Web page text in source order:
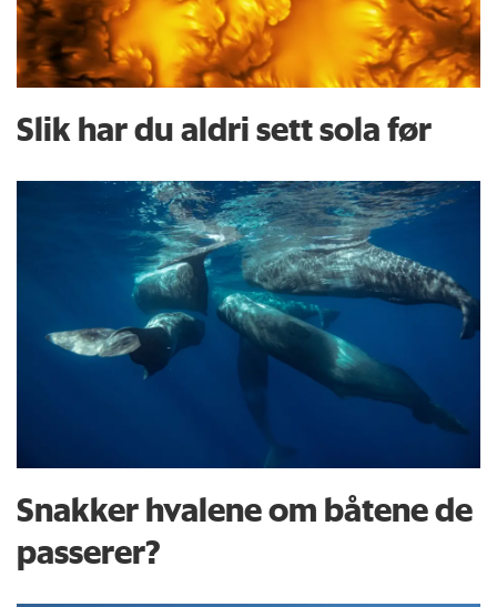
Slik har du aldri sett sola før
Snakker hvalene om båtene de
passerer?